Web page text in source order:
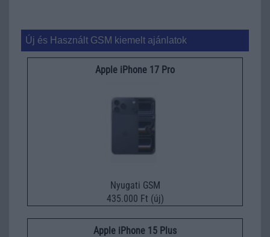
Új és Használt GSM kiemelt ajánlatok
Apple iPhone 17 Pro
Nyugati GSM
435.000 Ft (új)
Apple iPhone 15 Plus